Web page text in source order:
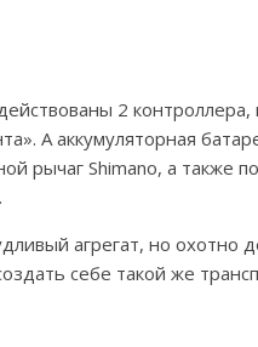
2
А аккумуляторная
рычаг Shimano, а также
агрегат, но охотно
себе такой же